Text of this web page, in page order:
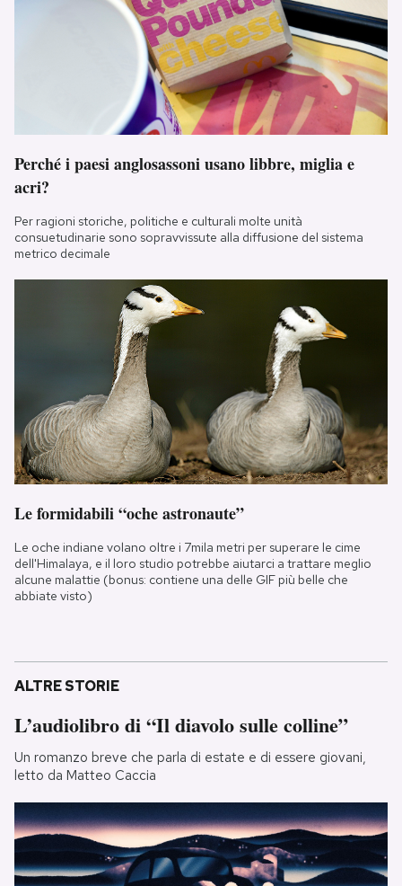
Perché i paesi anglosassoni usano libbre, miglia e
acri?
Per ragioni storiche, politiche e culturali molte unità
consuetudinarie sono sopravvissute alla diffusione del sistema
metrico decimale
Le formidabili “oche astronaute”
Le oche indiane volano oltre i 7mila metri per superare le cime
dell'Himalaya, e il loro studio potrebbe aiutarci a trattare meglio
alcune malattie (bonus: contiene una delle GIF più belle che
abbiate visto)
ALTRE STORIE
L’audiolibro di “Il diavolo sulle colline”
Un romanzo breve che parla di estate e di essere giovani,
letto da Matteo Caccia